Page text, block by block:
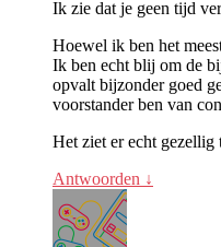
Ik zie dat je geen tijd
Hoewel ik ben het
Ik ben echt blij om de
opvalt bijzonder goed
voorstander ben van
Het ziet er echt gezellig
Antwoorden ↓